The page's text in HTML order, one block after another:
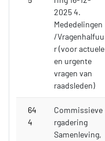
2025 4.
Mededelingen
/Vragenhalfuu
r (voor actuele
en urgente
vragen van
raadsleden)
64
4
Commissieve
rgadering
Samenleving,